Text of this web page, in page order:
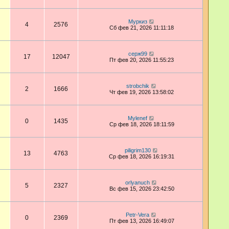
4 2576
Муркиз
Сб фев 21, 2026 11:11:18
17 12047
серж99
Пт фев 20, 2026 11:55:23
2 1666
strobchik
Чт фев 19, 2026 13:58:02
0 1435
Mylenef
Ср фев 18, 2026 18:11:59
13 4763
piligrim130
Ср фев 18, 2026 16:19:31
5 2327
orlyanuch
Вс фев 15, 2026 23:42:50
0 2369
Petr-Vera
Пт фев 13, 2026 16:49:07